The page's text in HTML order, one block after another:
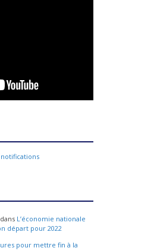
dans L’économie nationale
départ pour 2022
pour mettre fin à la